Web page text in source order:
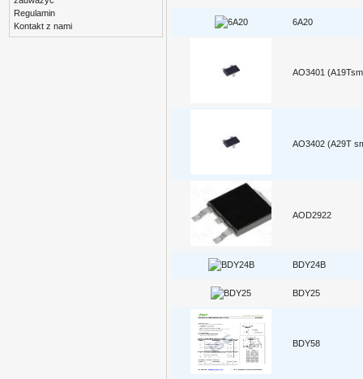
6A20
AO3401
AO3402 (A29T
AOD2922
BDY24B
BDY25
BDY58
Regulamin
Kontakt z nami